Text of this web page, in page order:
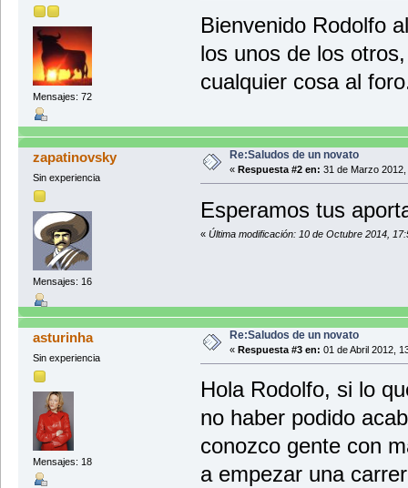
Mensajes: 72
Bienvenido Rodolfo
los unos de los
cualquier cosa al
zapatinovsky
Sin experiencia
Mensajes: 16
Re:Saludos de un novato
« Respuesta #2 en: 31 de Marzo
Esperamos tus
« Última modificación: 10 de Octubre 2014,
asturinha
Sin experiencia
Mensajes: 18
Re:Saludos de un novato
« Respuesta #3 en: 01 de Abril 2012,
Hola Rodolfo, si lo
no haber podido
conozco gente con
a empezar una